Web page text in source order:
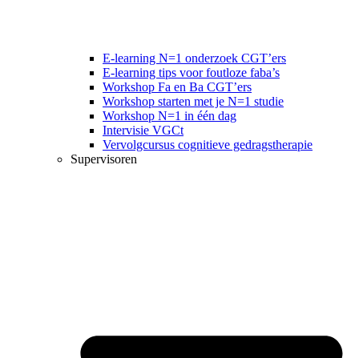
E-learning N=1 onderzoek CGT’ers
E-learning tips voor foutloze faba’s
Workshop Fa en Ba CGT’ers
Workshop starten met je N=1 studie
Workshop N=1 in één dag
Intervisie VGCt
Vervolgcursus cognitieve gedragstherapie
Supervisoren